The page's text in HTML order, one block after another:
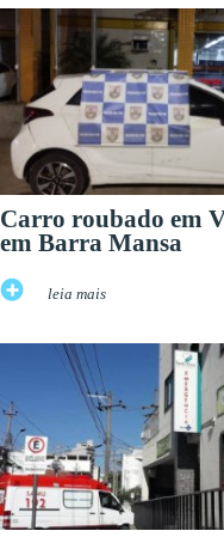
Carro roubado em
em Barra Mansa
leia mais